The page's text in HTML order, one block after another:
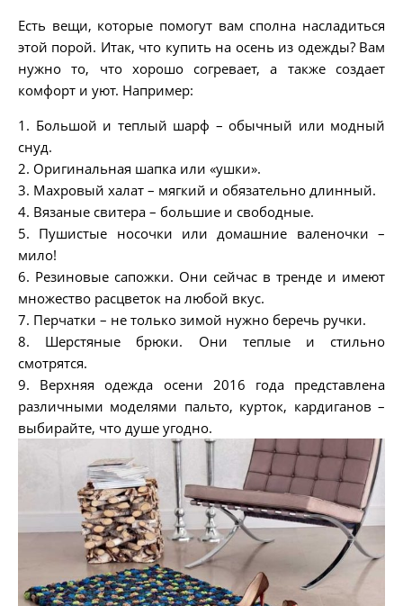
Есть вещи, которые помогут вам сполна насладиться
этой порой. Итак, что купить на осень из одежды? Вам
нужно то, что хорошо согревает, а также создает
комфорт и уют. Например:
1. Большой и теплый шарф – обычный или модный
снуд.
2. Оригинальная шапка или «ушки».
3. Махровый халат – мягкий и обязательно длинный.
4. Вязаные свитера – большие и свободные.
5. Пушистые носочки или домашние валеночки –
мило!
6. Резиновые сапожки. Они сейчас в тренде и имеют
множество расцветок на любой вкус.
7. Перчатки – не только зимой нужно беречь ручки.
8. Шерстяные брюки. Они теплые и стильно
смотрятся.
9. Верхняя одежда осени 2016 года представлена
различными моделями пальто, курток, кардиганов –
выбирайте, что душе угодно.